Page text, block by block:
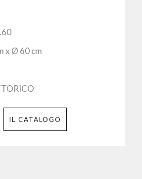
x Ø 60 cm
IL CATALOGO